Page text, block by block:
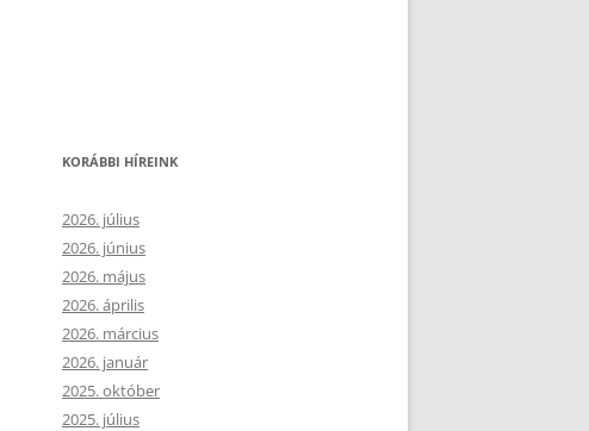
KORÁBBI HÍREINK
2026. július
2026. június
2026. május
2026. április
2026. március
2026. január
2025. október
2025. július